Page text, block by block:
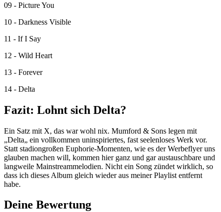
09 - Picture You
10 - Darkness Visible
11 - If I Say
12 - Wild Heart
13 - Forever
14 - Delta
Fazit: Lohnt sich Delta?
Ein Satz mit X, das war wohl nix. Mumford & Sons legen mit
„Delta„ ein vollkommen uninspiriertes, fast seelenloses Werk vor.
Statt stadiongroßen Euphorie-Momenten, wie es der Werbeflyer uns
glauben machen will, kommen hier ganz und gar austauschbare und
langweile Mainstreammelodien. Nicht ein Song zündet wirklich, so
dass ich dieses Album gleich wieder aus meiner Playlist entfernt
habe.
Deine Bewertung